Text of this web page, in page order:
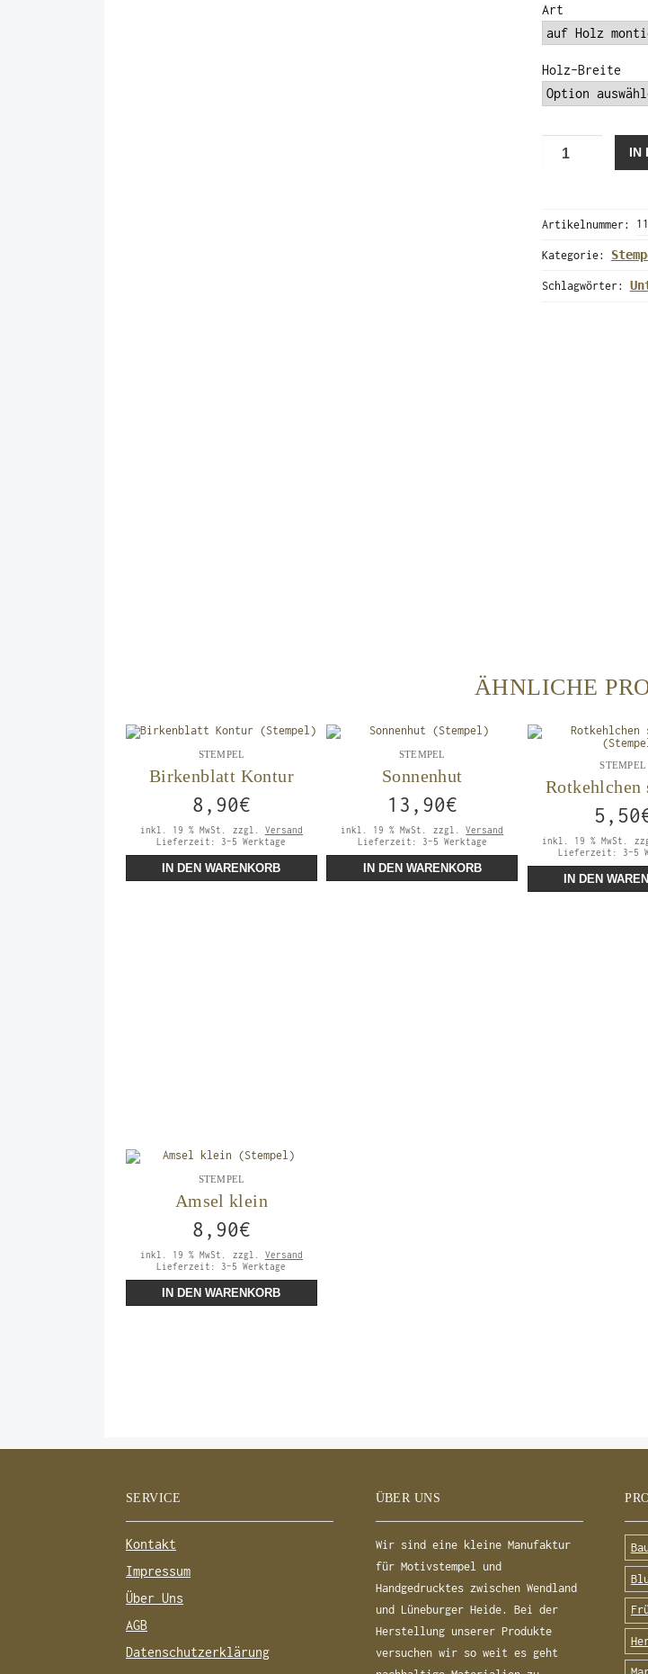
Art
Holz-Breite
Schildkröte
IN
Artikelnummer:
Kategorie:
Schlagwörter:
ÄHNLICHE
STEMPEL
Birkenblatt Kontur
8,90€
inkl. 19 % MwSt. zzgl. Versand
Lieferzeit: 3-5 Werktage
IN DEN WARENKORB
STEMPEL
Sonnenhut
13,90€
inkl. 19 % MwSt. zzgl.Versand
Lieferzeit: 3-5 Werktage
IN DEN WARENKORB
STEMPEL
Rotkehlchen
5,50
inkl. 19 % MwSt.
Lieferzeit: 3-5
IN DEN
STEMPEL
Amsel klein
8,90€
inkl. 19 % MwSt. zzgl. Versand
Lieferzeit: 3-5 Werktage
IN DEN WARENKORB
SERVICE
Kontakt
Impressum
Über Uns
AGB
Datenschutzerklärung
ÜBER UNS
Wir sind eine kleine Manufaktur
für Motivstempel und
Handgedrucktes zwischen Wendland
und Lüneburger Heide. Bei der
Herstellung unserer Produkte
versuchen wir so weit es geht